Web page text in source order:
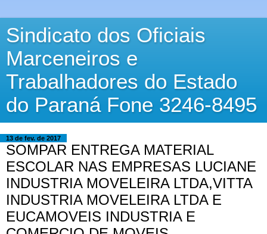
Sindicato dos Oficiais
Marceneiros e
Trabalhadores do Estado
do Paraná Fone 3246-8495
13 de fev. de 2017
SOMPAR ENTREGA MATERIAL
ESCOLAR NAS EMPRESAS LUCIANE
INDUSTRIA MOVELEIRA LTDA,VITTA
INDUSTRIA MOVELEIRA LTDA E
EUCAMOVEIS INDUSTRIA E